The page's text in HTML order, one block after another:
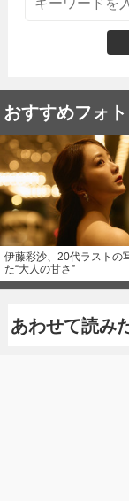
おすすめフォト
伊藤彩沙、20代ラストの
た“大人の甘さ”
あわせて読み